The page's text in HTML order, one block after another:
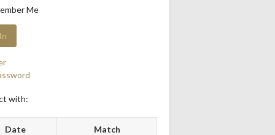
Me
with:
Date Match